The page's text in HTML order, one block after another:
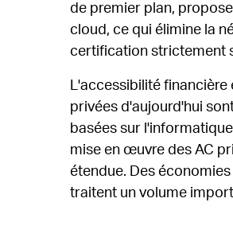
de premier plan,
cloud, ce qui élimine la
certification strictement
L'accessibilité
privées d'aujourd'hui
basées sur
mise en œuvre des AC
étendue. Des
traitent un volume